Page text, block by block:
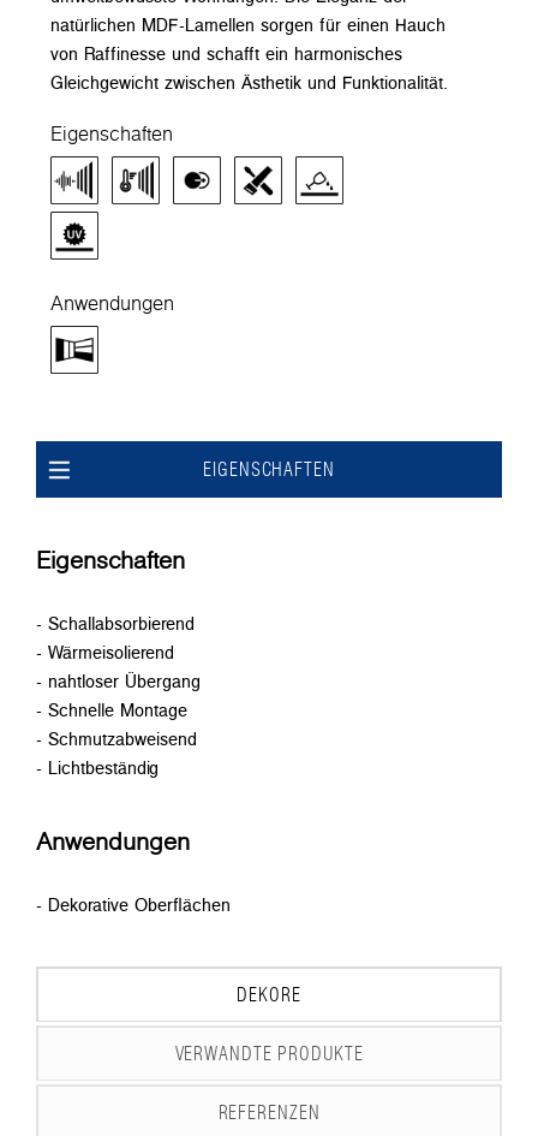
natürlichen MDF-Lamellen sorgen für einen Hauch
von Raffinesse und schafft ein harmonisches
Gleichgewicht zwischen Ästhetik und Funktionalität.
Eigenschaften
Anwendungen
EIGENSCHAFTEN
Eigenschaften
- Schallabsorbierend
- Wärmeisolierend
- nahtloser Übergang
- Schnelle Montage
- Schmutzabweisend
- Lichtbeständig
Anwendungen
- Dekorative Oberflächen
DEKORE
VERWANDTE PRODUKTE
REFERENZEN